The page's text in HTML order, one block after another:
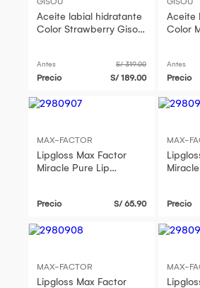
Aceite labial hidratante
Color Strawberry Gisou
Antes S/ 319.00
Precio S/ 189.00
Aceite
Color
Antes
Precio
MAX-FACTOR
Lipgloss Max Factor
Miracle Pure Lip
Precio S/ 65.90
MAX-
Precio
MAX-FACTOR
Lipgloss Max Factor
MAX-